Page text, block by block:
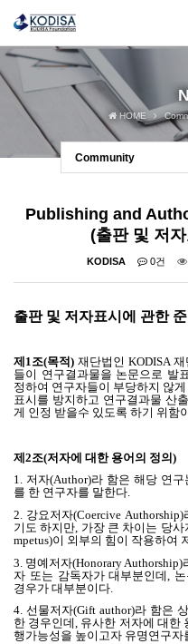
HOME
Community
Publishing and
(출판 및 저
KODISA 0건
출판 및 저자표시에 관한
제 1조(목적 )재단법인 KODISA 재
들이 연구결과물을 논문으로 발
정하여 연구자들이 부당하지 않
표시를 방지하고 연구결과물 산
게 인정 받을수 있도록 하기 위함
제2조(저자에 대한 용어의 정의)
1. 저자(Author)라 함은 해당 연
를 한 연구자를 말한다.
2. 강요저자(Coercive Authorship)
기도 하지만 가장 큰 차이는 당
mpetus)이 외부의 힘이 작용하여
3. 명예저자(Honorary Authorship)
자 또는 감독자가 대부분인데
경우가 대부분이다
4. 선물저자(Gift author)라 함은
한 경우인데, 유사한 저자에 대한
행가능성을 높이고자 유명연구